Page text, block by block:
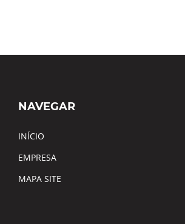
NAVEGAR
INÍCIO
EMPRESA
MAPA SITE